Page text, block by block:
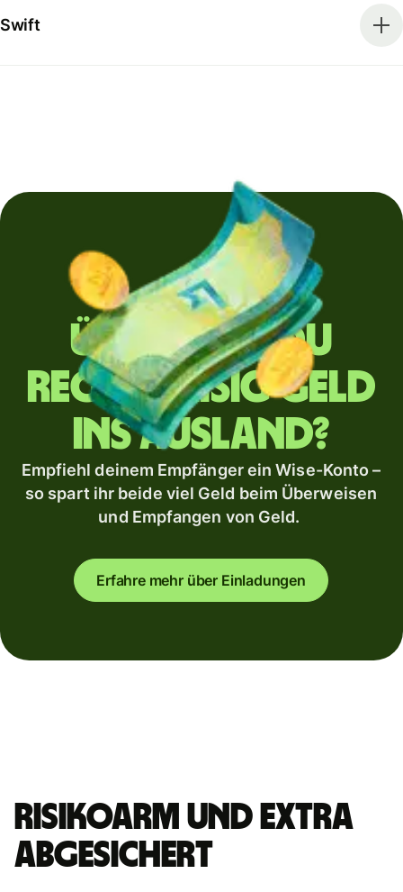
Swift
Überweist du
regelmäßig Geld
ins Ausland?
Empfiehl deinem Empfänger ein Wise-Konto –
so spart ihr beide viel Geld beim Überweisen
und Empfangen von Geld.
Erfahre mehr über Einladungen
Risikoarm und extra
abgesichert